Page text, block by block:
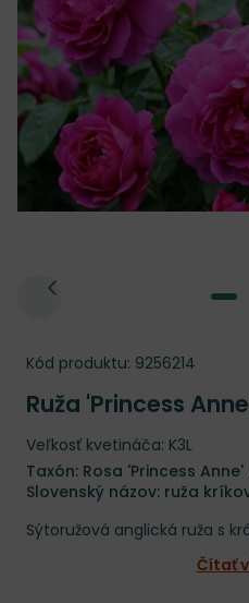
Kód produktu: 9256214
Ruža 'Princess
Veľkosť kvetináča: K3L
Taxón: Rosa 'Princess
Slovenský názov: ruža
Sýtoružová anglická ruža s
Čítať